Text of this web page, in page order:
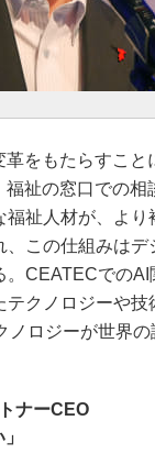
をもたらすこと
祉の窓口での相
祉人材が、より
この仕組みは
CEATECでのAI
クノロジーや
ロジーが世界
ナーCEO